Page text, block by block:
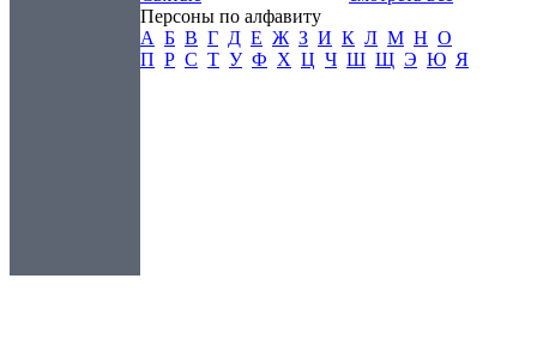
Персоны по алфавиту
А Б В Г Д Е Ж З И К Л М Н О
П Р С Т У Ф Х Ц Ч Ш Щ Э Ю Я